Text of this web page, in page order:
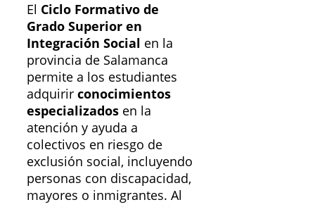
El Ciclo Formativo de
Grado Superior en
Integración Social en la
provincia de Salamanca
permite a los estudiantes
adquirir conocimientos
especializados en la
atención y ayuda a
colectivos en riesgo de
exclusión social, incluyendo
personas con discapacidad,
mayores o inmigrantes. Al